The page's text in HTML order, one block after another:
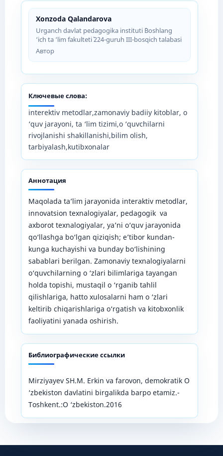
Xonzoda Qalandarova
Urganch davlat pedagogika instituti ``Boshlang
‘ich ta ‘lim fakulteti`` 224-guruh III-bosqich talabasi
Автор
Ключевые слова:
interektiv metodlar,zamonaviy badiiy kitoblar, o
‘quv jarayoni, ta ‘lim tizimi,o ‘quvchilarni
rivojlanishi shakillanishi,bilim olish,
tarbiyalash,kutibxonalar
Аннотация
Maqolada ta’lim jarayonida interaktiv metodlar,
innovatsion texnalogiyalar, pedagogik va
axborot texnalogiyalar, ya’ni o‘quv jarayonida
qo‘llashga bo‘lgan qiziqish; e’tibor kundan-
kunga kuchayishi va bunday bo‘lishining
sabablari berilgan. Zamonaviy texnalogiyalarni
o‘quvchilarning o ‘zlari bilimlariga tayangan
holda topishi, mustaqil o ‘rganib tahlil
qilishlariga, hatto xulosalarni ham o ‘zlari
keltirib chiqarishlariga o‘rgatish va kitobxonlik
faoliyatini yanada oshirish.
Библиографические ссылки
Mirziyayev SH.M. Erkin va farovon, demokratik O
‘zbekiston davlatini birgalikda barpo etamiz.-
Toshkent.:O ‘zbekiston.2016